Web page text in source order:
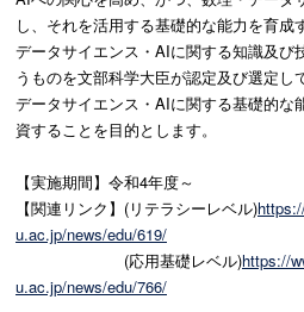
し、それを活用する基礎的な能力を育成
データサイエンス・AIに関する知識及び
うものを文部科学大臣が認定及び選定し
データサイエンス・AIに関する基礎的な
資することを目的とします。
【実施期間】令和4年度～
【関連リンク】(リテラシーレベル)
u.ac.jp/news/edu/619/
(応用基礎レベル)https://
u.ac.jp/news/edu/766/